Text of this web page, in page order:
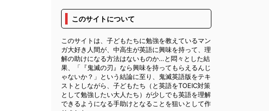
このサイトについて
このサイトは、子どもたちに勉強を教えているマン
ガ大好き人間が、中高生が英語に興味を持って、理
解の助けになる方法はないものか…と悶々とした結
果、「『鬼滅の刃』なら興味を持ってもらえるんじ
ゃないか？」という結論に至り、鬼滅英語版をテキ
ストとしながら、子どもたち（と英語をTOEIC対策
として勉強したい大人たち）が少しでも英語を理解
できるようになる手助けとなることを狙いとして作